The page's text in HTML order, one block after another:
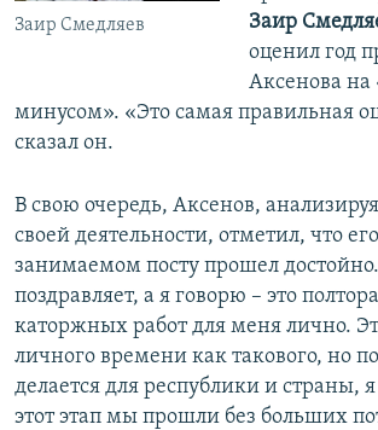
Заир Смедляев
Заир
оценил год
Аксенова на
минусом». «Это самая правильная
сказал он.
В свою очередь, Аксенов,
своей деятельности, отметил, что
занимаемом посту прошел
поздравляет, а я говорю – это
каторжных работ для меня лично.
личного времени как такового, но
делается для республики и страны,
этот этап мы прошли без больших